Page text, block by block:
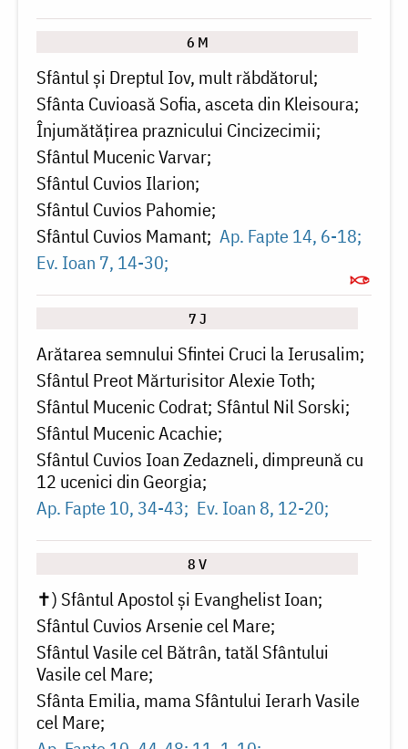
6 M
Sfântul și Dreptul Iov, mult răbdătorul
Sfânta Cuvioasă Sofia, asceta din Kleisoura
Înjumătățirea praznicului Cincizecimii
Sfântul Mucenic Varvar
Sfântul Cuvios Ilarion
Sfântul Cuvios Pahomie
Sfântul Cuvios Mamant Ap. Fapte 14, 6-18
Ev. Ioan 7, 14-30
7 J
Arătarea semnului Sfintei Cruci la Ierusalim
Sfântul Preot Mărturisitor Alexie Toth
Sfântul Mucenic Codrat Sfântul Nil Sorski
Sfântul Mucenic Acachie
Sfântul Cuvios Ioan Zedazneli, dimpreună cu
12 ucenici din Georgia
Ap. Fapte 10, 34-43
Ev. Ioan 8, 12-20
8 V
✝) Sfântul Apostol și Evanghelist Ioan
Sfântul Cuvios Arsenie cel Mare
Sfântul Vasile cel Bătrân, tatăl Sfântului
Vasile cel Mare
Sfânta Emilia, mama Sfântului Ierarh Vasile
cel Mare